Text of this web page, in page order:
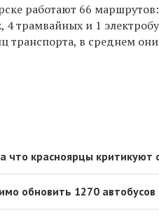
работают 66
4 трамвайных и 1
в среднем
что красноярцы
обновить 1270 автобусов